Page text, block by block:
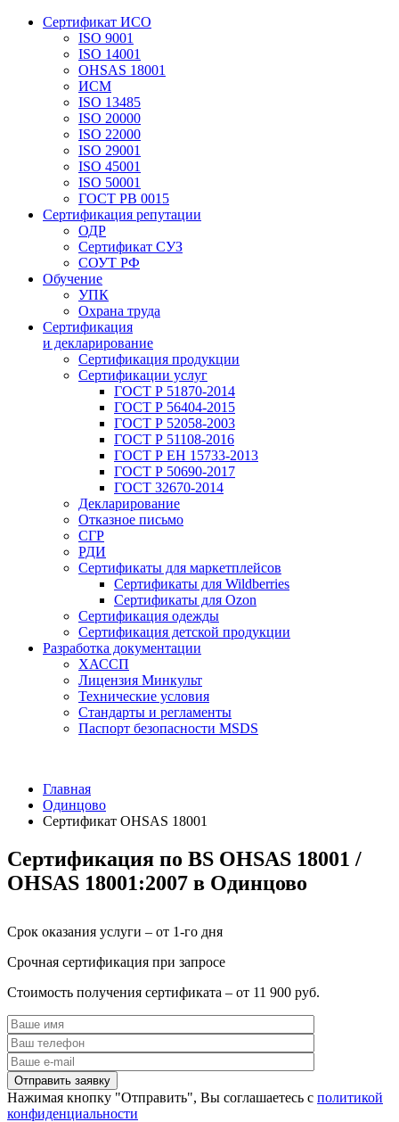
Сертификат ИСО
ISO 9001
ISO 14001
OHSAS 18001
ИСМ
ISO 13485
ISO 20000
ISO 22000
ISO 29001
ISO 45001
ISO 50001
ГОСТ РВ 0015
Сертификация репутации
ОДР
Сертификат СУЗ
СОУТ РФ
Обучение
УПК
Охрана труда
Сертификация
и декларирование
Сертификация продукции
Сертификации услуг
ГОСТ Р 51870-2014
ГОСТ Р 56404-2015
ГОСТ Р 52058-2003
ГОСТ Р 51108-2016
ГОСТ Р ЕН 15733-2013
ГОСТ Р 50690-2017
ГОСТ 32670-2014
Декларирование
Отказное письмо
СГР
РДИ
Сертификаты для маркетплейсов
Сертификаты для Wildberries
Сертификаты для Ozon
Сертификация одежды
Сертификация детской продукции
Разработка документации
ХАССП
Лицензия Минкульт
Технические условия
Стандарты и регламенты
Паспорт безопасности MSDS
Главная
Одинцово
Сертификат OHSAS 18001
Сертификация по BS OHSAS 18001 /
OHSAS 18001:2007 в Одинцово
Срок оказания услуги – от 1-го дня
Срочная сертификация при запросе
Стоимость получения сертификата – от 11 900 руб.
Нажимая кнопку "Отправить", Вы соглашаетесь с политикой
конфиденциальности